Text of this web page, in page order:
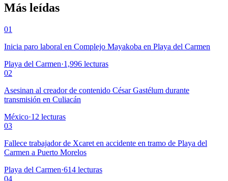
Más leídas
01
Inicia paro laboral en Complejo Mayakoba en Playa del Carmen
Playa del Carmen·1,996 lecturas
02
Asesinan al creador de contenido César Gastélum durante
transmisión en Culiacán
México·12 lecturas
03
Fallece trabajador de Xcaret en accidente en tramo de Playa del
Carmen a Puerto Morelos
Playa del Carmen·614 lecturas
04